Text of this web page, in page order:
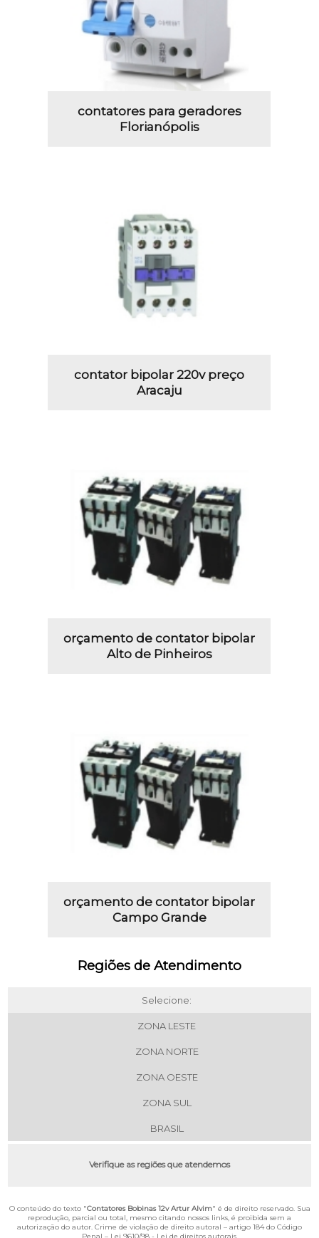
contatores para geradores
Florianópolis
contator bipolar 220v preço
Aracaju
orçamento de contator bipolar
Alto de Pinheiros
orçamento de contator bipolar
Campo Grande
Regiões de Atendimento
Selecione:
ZONA LESTE
ZONA NORTE
ZONA OESTE
ZONA SUL
BRASIL
Verifique as regiões que atendemos
O conteúdo do texto "Contatores Bobinas 12v Artur Alvim" é de direito reservado. Sua
reprodução, parcial ou total, mesmo citando nossos links, é proibida sem a
autorização do autor. Crime de violação de direito autoral – artigo 184 do Código